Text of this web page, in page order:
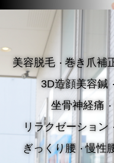
美容脱毛 巻き爪補
3D造顔美容鍼
坐骨神経痛
リラクゼーション
ぎっくり腰
慢性